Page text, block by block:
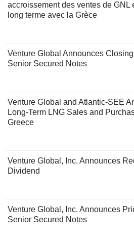
accroissement des ventes de GNL
long terme avec la Grèce
Venture Global Announces
Senior Secured Notes
Venture Global and Atlantic-SEE
Long-Term LNG Sales and
Greece
Venture Global, Inc. Announces
Dividend
Venture Global, Inc. Announces
Senior Secured Notes